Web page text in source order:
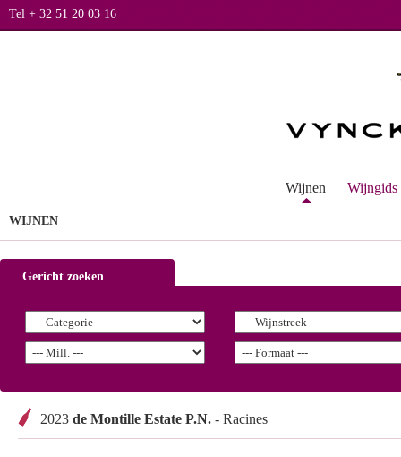
Tel + 32 51 20 03 16
Wijnen Wijngids
WIJNEN
Gericht zoeken
2023 de Montille Estate P.N. - Racines